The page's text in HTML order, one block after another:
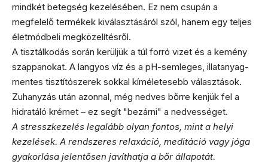
mindkét betegség kezelésében. Ez nem csupán a
megfelelő termékek kiválasztásáról szól, hanem egy teljes
életmódbeli megközelítésről.
A tisztálkodás során kerüljük a túl forró vizet és a kemény
szappanokat. A langyos víz és a pH-semleges, illatanyag-
mentes tisztítószerek sokkal kíméletesebb választások.
Zuhanyzás után azonnal, még nedves bőrre kenjük fel a
hidratáló krémet – ez segít "bezárni" a nedvességet.
A stresszkezelés legalább olyan fontos, mint a helyi
kezelések. A rendszeres relaxáció, meditáció vagy jóga
gyakorlása jelentősen javíthatja a bőr állapotát.